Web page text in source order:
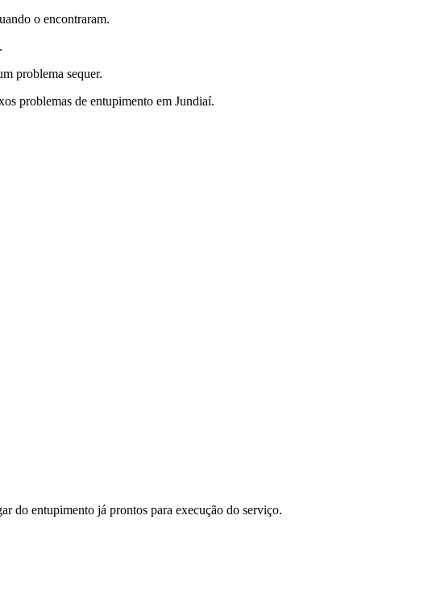
o encontraram.
problema sequer.
problemas de entupimento em Jundiaí.
do entupimento já prontos para execução do serviço.